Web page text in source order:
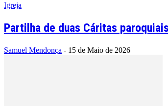
Igreja
Partilha de duas Cáritas
Samuel Mendonça - 15 de Maio de 2026